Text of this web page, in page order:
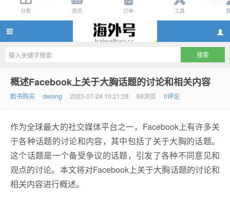
facebook账号批发,facebook账号出售批发,facebook账
号批发购买,脸书账号购买网站
概述Facebook上关于大胸话题的讨论和相关内容
脸书购买 delong 2023-07-24 10:21:28 68浏览 0评论
作为全球最大的社交媒体平台之一，Facebook上有许多关
于各种话题的讨论和内容，其中包括了关于大胸的话题。
这个话题是一个备受争议的话题，引发了各种不同意见和
观点的讨论。本文将对Facebook上关于大胸话题的讨论和
相关内容进行概述。